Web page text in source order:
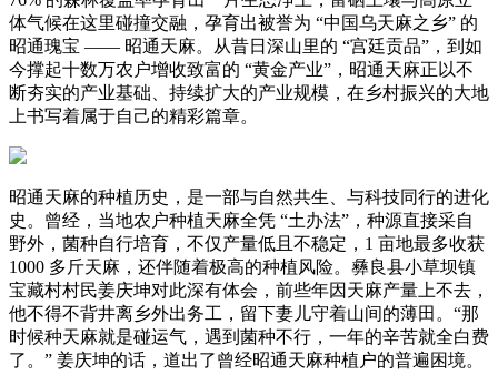
体气候在这里碰撞交融，孕育出被誉为 “中国乌天麻之乡” 的
昭通瑰宝 —— 昭通天麻。从昔日深山里的 “宫廷贡品”，到如
今撑起十数万农户增收致富的 “黄金产业”，昭通天麻正以不
断夯实的产业基础、持续扩大的产业规模，在乡村振兴的大地
上书写着属于自己的精彩篇章。
昭通天麻的种植历史，是一部与自然共生、与科技同行的进化
史。曾经，当地农户种植天麻全凭 “土办法”，种源直接采自
野外，菌种自行培育，不仅产量低且不稳定，1 亩地最多收获
1000 多斤天麻，还伴随着极高的种植风险。彝良县小草坝镇
宝藏村村民姜庆坤对此深有体会，前些年因天麻产量上不去，
他不得不背井离乡外出务工，留下妻儿守着山间的薄田。“那
时候种天麻就是碰运气，遇到菌种不行，一年的辛苦就全白费
了。” 姜庆坤的话，道出了曾经昭通天麻种植户的普遍困境。